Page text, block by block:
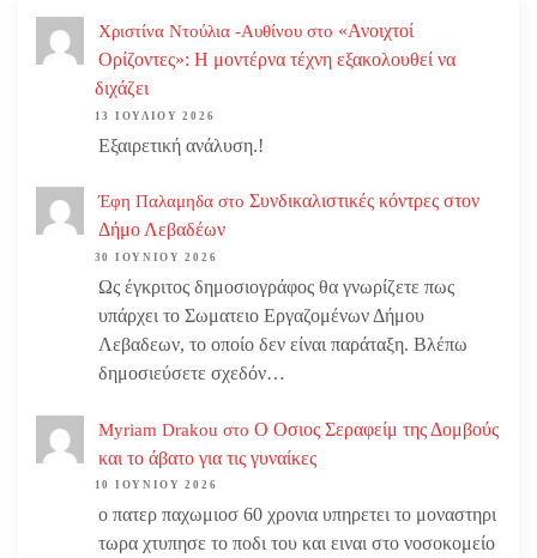
Χριστίνα Ντούλια -Αυθίνου στο «Ανοιχτοί
Ορίζοντες»: Η μοντέρνα τέχνη εξακολουθεί να
διχάζει
13 ΙΟΥΛΊΟΥ 2026
Εξαιρετική ανάλυση.!
Έφη Παλαμηδα στο Συνδικαλιστικές κόντρες στον
Δήμο Λεβαδέων
30 ΙΟΥΝΊΟΥ 2026
Ως έγκριτος δημοσιογράφος θα γνωρίζετε πως
υπάρχει το Σωματειο Εργαζομένων Δήμου
Λεβαδεων, το οποίο δεν είναι παράταξη. Βλέπω
δημοσιεύσετε σχεδόν…
Myriam Drakou στο Ο Οσιος Σεραφείμ της Δομβούς
και το άβατο για τις γυναίκες
10 ΙΟΥΝΊΟΥ 2026
ο πατερ παχωμιοσ 60 χρονια υπηρετει το μοναστηρι
τωρα χτυπησε το ποδι του και ειναι στο νοσοκομείο